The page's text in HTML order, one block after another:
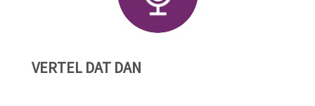
VERTEL DAT DAN